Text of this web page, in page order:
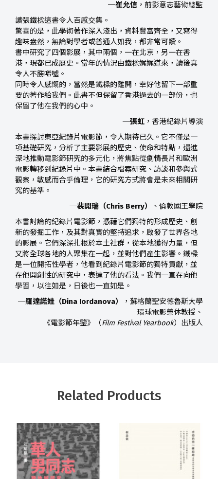
─崔允信 ，前影意志藝術總監
讀張鐵樑這書令人百感交集。
驚喜的是，此學術著作深入淺出，資料豐富齊全，又寫得
趣味盎然，無論對學者或普通人如我，都非常可讀。
書中研究了四個影展，其中兩個，一在北京，另一在香
港，現都已成歷史。當年的情況由鐵樑娓娓道來，讀後真
令人不勝唏噓。
同時令人感慨的，當然是鐵樑的離開，幸好他留下一部重
要的著作給我們。此書不但保留了香港過去的一部份，也
保留了他在我們的心中。
─張虹 ，香港紀錄片導演
本書探討東亞紀錄片電影節，令人期待已久。它不僅是一
項基礎研究，分析了主要影展的歷史、使命和特點，還進
深地推動電影節研究的多元化，將焦點從劇情長片和歐洲
電影轉移到紀錄片中。本書結合檔案研究、訪談和參與式
觀察，敏感而合乎倫理，它的研究方式將會是未來相關研
究的基準。
─裴開瑞（Chris Berry）
、倫敦國王學院
本書討論的紀錄片電影節，憑藉它們獨特的形成歷史、創
新的發掘工作，及其對真實的堅持追求，啟發了世界各地
的影展。它們深深扎根於本土社群，從本地獲得力量，但
又將全球各地的人聚集在一起，並對他們產生影響。鐵樑
是一位開拓性學者，他看到紀錄片電影節的獨特貢獻，並
在他開創性的研究中，表達了他的看法。我們一直在向他
學習，以往如是，日後也一直如是。
─羅達諾娃（Dina Iordanova）
，蘇格蘭聖安德魯斯大學
環球電影榮休教授、
《電影節年鑒》（Film Festival Yearbook）出版人
Related Products